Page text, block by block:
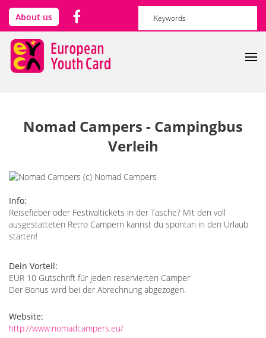
Direkt zum Inhalt
Suchformular
About us
Nomad Campers - Campingbus
Verleih
Info:
Reisefieber oder Festivaltickets in der Tasche? Mit den voll
ausgestatteten Retro Campern kannst du spontan in den Urlaub
starten!
Dein Vorteil:
EUR 10 Gutschrift für jeden reservierten Camper
Der Bonus wird bei der Abrechnung abgezogen.
Website:
http://www.nomadcampers.eu/